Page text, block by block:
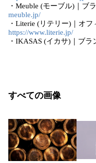
・Meuble (モーブル)｜ブ
meuble.jp/
・Literie (リテリー)｜オ
https://www.literie.jp/
・IKASAS (イカサ)｜ブラ
すべての画像